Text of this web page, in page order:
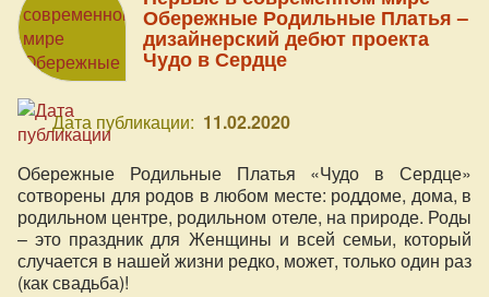
Обережные Родильные Платья –
дизайнерский дебют проекта
Чудо в Сердце
Дата публикации: 11.02.2020
Обережные Родильные Платья «Чудо в Сердце»
сотворены для родов в любом месте: роддоме, дома, в
родильном центре, родильном отеле, на природе. Роды
– это праздник для Женщины и всей семьи, который
случается в нашей жизни редко, может, только один раз
(как свадьба)!